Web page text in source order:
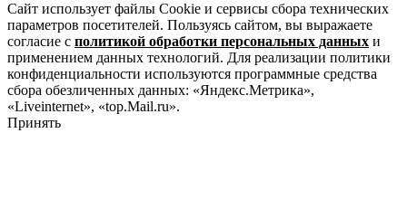
Сайт использует файлы Cookie и сервисы сбора технических
параметров посетителей. Пользуясь сайтом, вы выражаете
согласие с политикой обработки персональных данных и
применением данных технологий. Для реализации политики
конфиденциальности используются программные средства
сбора обезличенных данных: «Яндекс.Метрика»,
«Liveinternet», «top.Mail.ru».
Принять